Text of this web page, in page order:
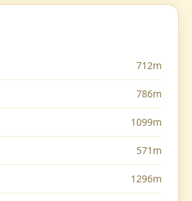
712m
786m
1099m
571m
1296m